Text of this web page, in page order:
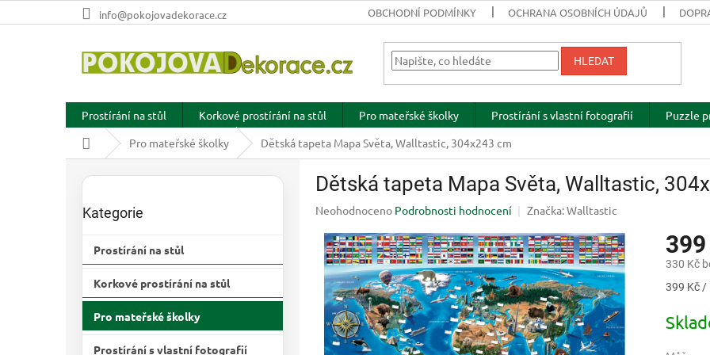
na
info@pokojovadekorace.cz OBCHODNÍ PODMÍNKY OCHRANA OSOBNÍCH ÚDAJŮ
HLEDAT
Prostírání na stůl Korkové prostírání na stůl Pro mateřské školky Prostírání s vlastní fotografií Puzzle
Domů
Pro mateřské školky Dětská tapeta Mapa Světa, Walltastic, 304x243 cm
kategorie
Kategorie
Prostírání na stůl
Korkové prostírání na stůl
Pro mateřské školky
Prostírání s vlastní fotografií
Dětská tapeta Mapa Světa, Walltastic,
Průměrné
produktu
0,0
hvězdiček.
Neohodnoceno Podrobnosti hodnocení Značka:Walltastic
330 Kč
Měrná
399 Kč /